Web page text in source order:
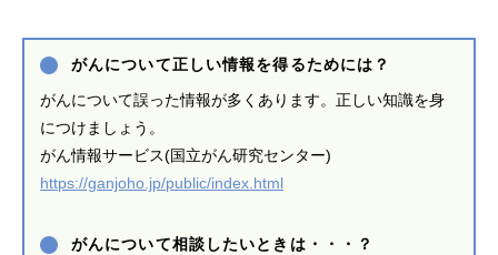
がんについて正しい情報を得るためには？
がんについて誤った情報が多くあります。正しい知識を身
につけましょう。
がん情報サービス(国立がん研究センター)
https://ganjoho.jp/public/index.html
がんについて相談したいときは・・・？